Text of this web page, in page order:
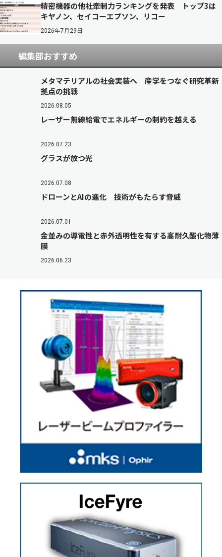
精密機器の他社牽制力ランキングを発表 トップ3は
キヤノン、セイコーエプソン、リコー
2026年7月29日
編集部おすすめ
メタマテリアルの社会実装へ 産学をつなぐ研究革新
拠点の挑戦
2026.08.05
レーザー無線給電でエネルギーの制約を越える
2026.07.23
グラスが放つ光
2026.07.08
ドローンとAIの進化 技術がもたらす脅威
2026.07.01
金並みの導電性と赤外透明性を有する高耐久酸化物薄
膜
2026.06.23